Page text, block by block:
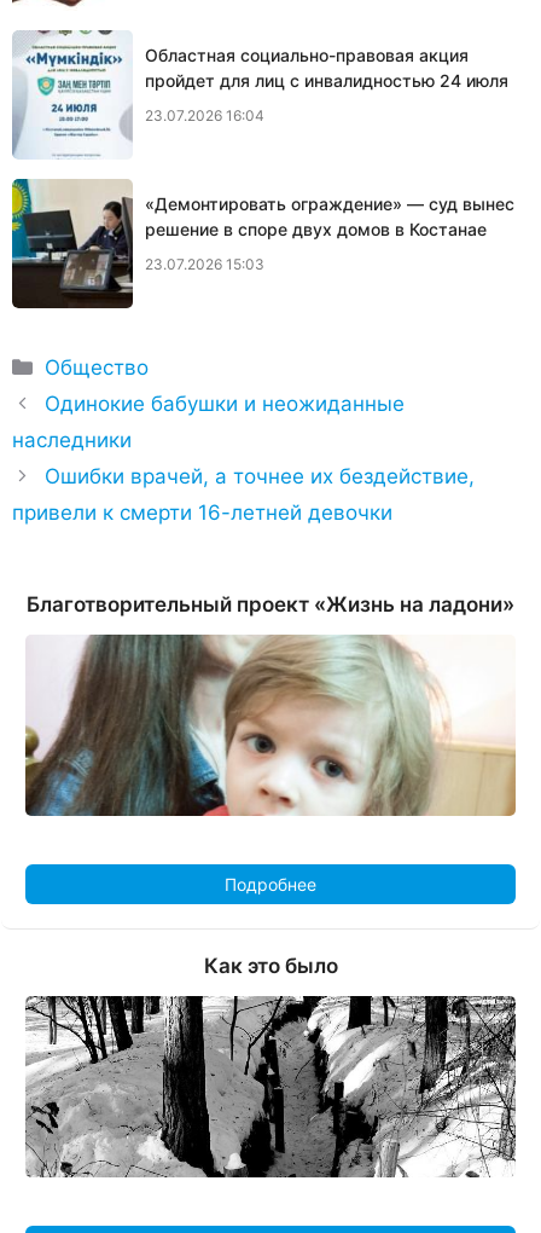
Областная социально-правовая акция
пройдет для лиц с инвалидностью 24 июля
23.07.2026 16:04
«Демонтировать ограждение» — суд вынес
решение в споре двух домов в Костанае
23.07.2026 15:03
Рубрики
Общество
Одинокие бабушки и неожиданные
наследники
Ошибки врачей, а точнее их бездействие,
привели к смерти 16-летней девочки
Благотворительный проект «Жизнь на ладони»
Подробнее
Как это было